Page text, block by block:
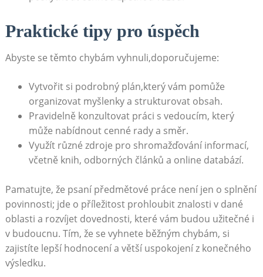
Praktické tipy pro⁣ úspěch
Abyste ⁢se těmto chybám vyhnuli,doporučujeme:
Vytvořit​ si podrobný plán,který ⁢vám pomůže
organizovat myšlenky a ‍strukturovat obsah.
Pravidelně konzultovat práci s​ vedoucím, který
může nabídnout cenné rady a směr.
Využít různé zdroje pro shromažďování informací,
včetně ⁤knih, odborných článků a online databází.
Pamatujte, že psaní předmětové práce není jen o splnění
povinnosti; jde o příležitost prohloubit znalosti v dané⁤
oblasti⁢ a rozvíjet dovednosti, které vám budou ⁣užitečné i
v budoucnu. Tím, že se vyhnete běžným chybám, si
zajistíte​ lepší hodnocení ⁢a větší uspokojení ‌z konečného
výsledku.